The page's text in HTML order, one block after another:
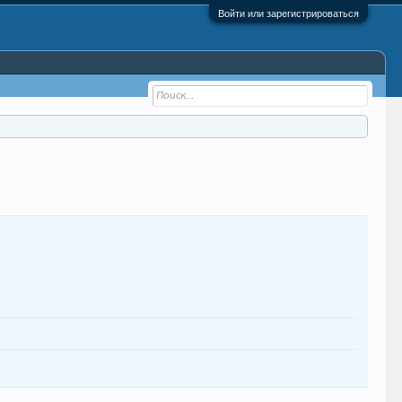
Войти или зарегистрироваться